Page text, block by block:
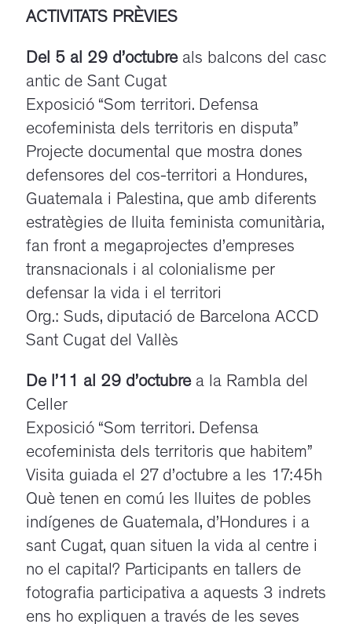
ACTIVITATS PRÈVIES
Del 5 al 29 d’octubreals balcons del casc
antic de Sant Cugat
Exposició “Som territori. Defensa
ecofeminista dels territoris en disputa”
Projecte documental que mostra dones
defensores del cos-territori a Hondures,
Guatemala i Palestina, que amb diferents
estratègies de lluita feminista comunitària,
fan front a megaprojectes d’empreses
transnacionals i al colonialisme per
defensar la vida i el territori
Org.: Suds, diputació de Barcelona ACCD
Sant Cugat del Vallès
De l’11 al 29 d’octubrea la Rambla del
Celler
Exposició “Som territori. Defensa
ecofeminista dels territoris que habitem”
Visita guiada el 27 d’octubre a les 17:45h
Què tenen en comú les lluites de pobles
indígenes de Guatemala, d’Hondures i a
sant Cugat, quan situen la vida al centre i
no el capital? Participants en tallers de
fotografia participativa a aquests 3 indrets
ens ho expliquen a través de les seves